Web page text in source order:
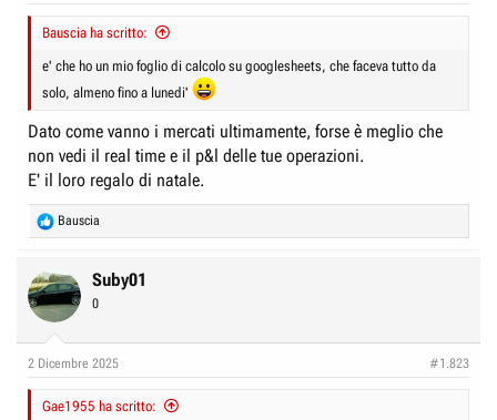
Bauscia ha scritto:
e' che ho un mio foglio di calcolo su googlesheets, che faceva tutto da
solo, almeno fino a lunedi'
Dato come vanno i mercati ultimamente, forse è meglio che
non vedi il real time e il p&l delle tue operazioni.
E' il loro regalo di natale.
R
e
c
t
s
Bauscia
Suby01
0
2 Dicembre 2025 #1.823
Gae1955 ha scritto: